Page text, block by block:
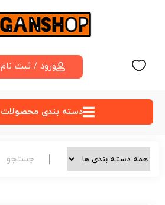
ورود / ثبت نام
دسته‌ بندی محصولات